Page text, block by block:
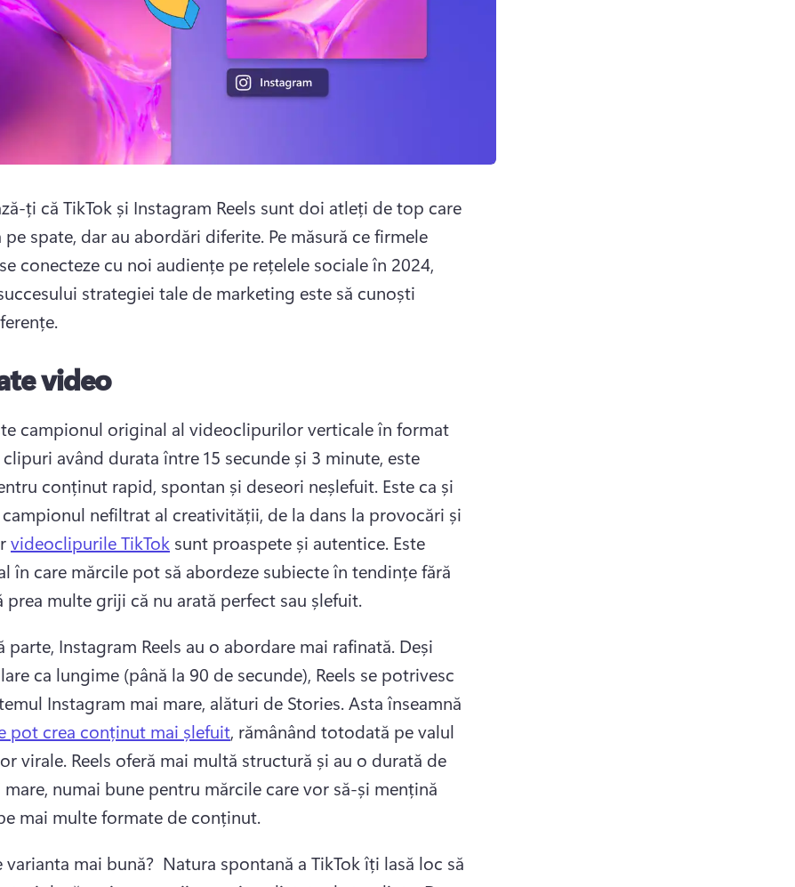
ți că TikTok și Instagram Reels sunt doi atleți de top care
spate, dar au abordări diferite. Pe măsură ce firmele
conecteze cu noi audiențe pe rețelele sociale în 2024,
strategiei tale de marketing este să cunoști
video
campionul original al videoclipurilor verticale în format
clipuri având durata între 15 secunde și 3 minute, este
conținut rapid, spontan și deseori neșlefuit. Este ca și
nefiltrat al creativității, de la dans la provocări și
videoclipurile TikTok sunt proaspete și autentice. Este
în care mărcile pot să abordeze subiecte în tendințe fără
prea multe griji că nu arată perfect sau șlefuit.
parte, Instagram Reels au o abordare mai rafinată. Deși
ca lungime (până la 90 de secunde), Reels se potrivesc
Instagram mai mare, alături de Stories. Asta înseamnă
pot crea conținut mai șlefuit, rămânând totodată pe valul
virale. Reels oferă mai multă structură și au o durată de
numai bune pentru mărcile care vor să-și mențină
mai multe formate de conținut.
varianta mai bună? Natura spontană a TikTok îți lasă loc să